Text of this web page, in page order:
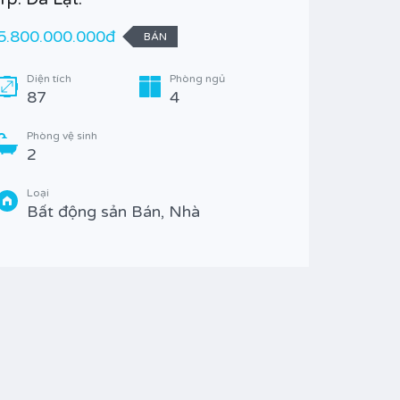
BÁN
Diện tích
87
Phòng ngủ
4
Phòng vệ sinh
2
Loại
Bất động sản Bán, Nhà